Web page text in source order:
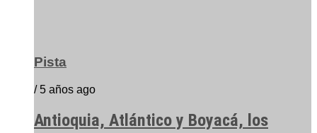
Pista
/ 5 años ago
Antioquia, Atlántico y Boyacá, los